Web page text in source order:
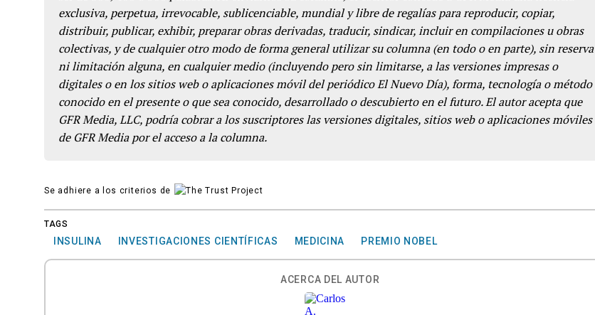
exclusiva, perpetua, irrevocable, sublicenciable, mundial y libre de regalías para reproducir, copiar,
distribuir, publicar, exhibir, preparar obras derivadas, traducir, sindicar, incluir en compilaciones u obras
colectivas, y de cualquier otro modo de forma general utilizar su columna (en todo o en parte), sin reserva
ni limitación alguna, en cualquier medio (incluyendo pero sin limitarse, a las versiones impresas o
digitales o en los sitios web o aplicaciones móvil del periódico El Nuevo Día), forma, tecnología o método
conocido en el presente o que sea conocido, desarrollado o descubierto en el futuro. El autor acepta que
GFR Media, LLC, podría cobrar a los suscriptores las versiones digitales, sitios web o aplicaciones móviles
de GFR Media por el acceso a la columna.
Se adhiere a los criterios de
TAGS
INSULINA INVESTIGACIONES CIENTÍFICAS MEDICINA PREMIO NOBEL
ACERCA DEL AUTOR